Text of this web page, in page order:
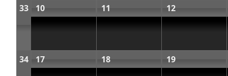
33 10 11 12
34 17 18 19